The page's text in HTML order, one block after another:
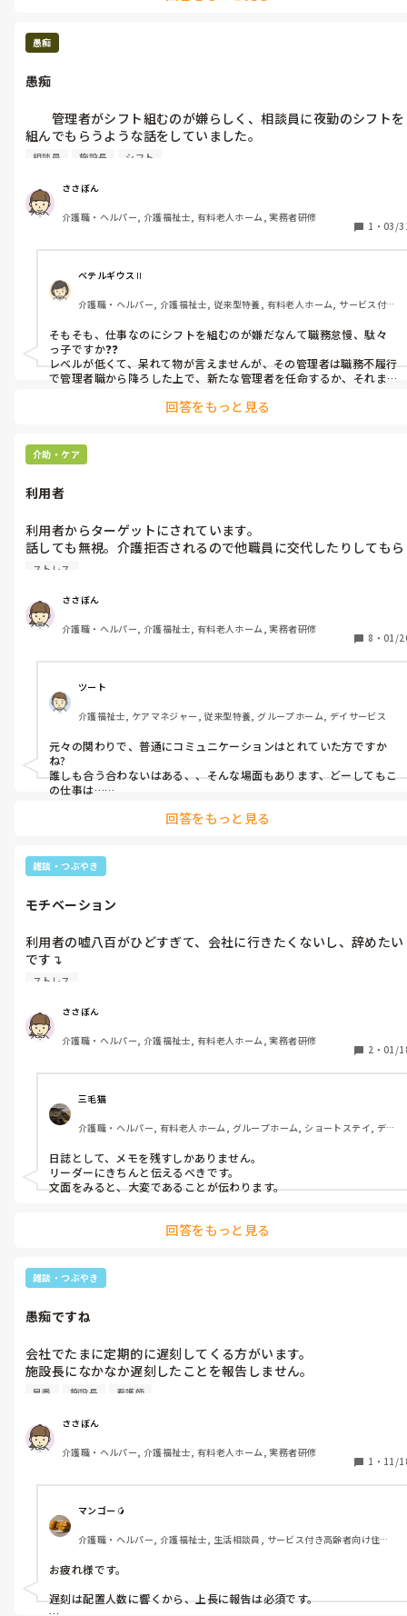
愚痴
愚痴
管理者がシフト組むのが嫌らしく、相談員に夜勤のシフトを
組んでもらうような話をしていました。
相談員も日勤嫌らしく、じぶんに都合のいいように組むと思いま
相談員 施設長 シフト
ささぼん
介護職・ヘルパー, 介護福祉士, 有料老人ホーム, 実務者研修
1 ・ 03/
ベテルギウスⅡ
介護職・ヘルパー, 介護福祉士, 従来型特養, 有料老人ホーム, サービス付き
そもそも、仕事なのにシフトを組むのが嫌だなんて職務怠慢、駄々
っ子ですか❓❓
レベルが低くて、呆れて物が言えませんが、その管理者は職務不履行
で管理者職から降ろした上で、新たな管理者を任命するか、それま
情が入って偏ったりしますから、可能ならAIが１番ですね。
回答をもっと見る
介助・ケア
利用者
利用者からターゲットにされています。
話しても無視。介護拒否されるので他職員に交代したりしてもら
ってます。
いる利用者に毎日車椅子を使用するようにいってきたので、行き
は歩きで帰りは車椅子使っている話をしたたけで、キレられまし
た。普通に話しても無視、キレられるなら…
今更、精神科にいっても、元々の性格だから治らないし、よくな
らないと思うんです。
ただ、一人のために辞めるのか？とは言われました。
上司は見て見ぬふりです
ストレス
ささぼん
介護職・ヘルパー, 介護福祉士, 有料老人ホーム, 実務者研修
8 ・ 01/
ツート
介護福祉士, ケアマネジャー, 従来型特養, グループホーム, デイサービス
元々の関わりで、普通にコミュニケーションはとれていた方ですか
ね?
誰しも合う合わないはある、、そんな場面もあります、どーしてもこ
の仕事は…
って欲しいのですが、、など、対応であれば、応えは違ったかな、と
ってみた時に、いかがでしょうか…
無条件で文句を言ってくる利用者さんも、珍しくはないのですが…
回答をもっと見る
雑談・つぶやき
モチベーション
利用者の嘘八百がひどすぎて、会社に行きたくないし、辞めたい
です↴
そんなときの回避方法なにかありませんか？
ストレス
ささぼん
介護職・ヘルパー, 介護福祉士, 有料老人ホーム, 実務者研修
2 ・ 01/
三毛猫
介護職・ヘルパー, 有料老人ホーム, グループホーム, ショートステイ, デイ
日誌として、メモを残すしかありません。
リーダーにきちんと伝えるべきです。
文面をみると、大変であることが伝わります。
回答をもっと見る
雑談・つぶやき
愚痴ですね
会社でたまに定期的に遅刻してくる方がいます。
施設長になかなか遅刻したことを報告しません。
前回、施設長から私聞いてないと半ギレされました。
ら、その場で聞くし、看護師からは告げ口みたいと言われまし
た。
なんかなーと思いました。
早番 施設長 看護師
ささぼん
介護職・ヘルパー, 介護福祉士, 有料老人ホーム, 実務者研修
1 ・ 11/
マンゴー🥭
介護職・ヘルパー, 介護福祉士, 生活相談員, サービス付き高齢者向け住宅,
バー, 初任者研修, 実務者研修
お疲れ様です。
遅刻は配置人数に響くから、上長に報告は必須です。